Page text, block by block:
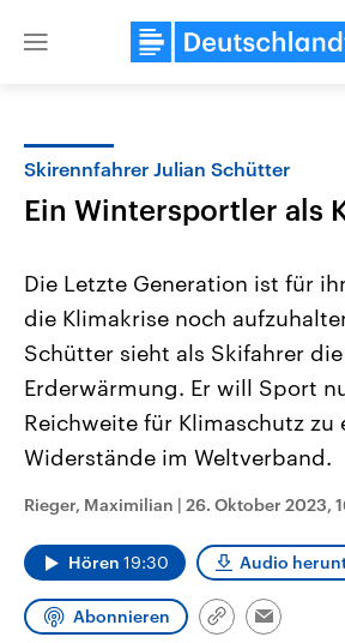
Close
Landtagswahl Sachsen-Anhalt
Alle Informationen
September 2026 einen neuen
Landtag. Seit 2021 wird das
CDU, SPD und FDP regiert.-
Umfragen, Prognosen,
und Hintergründe zu den Parteien
und Kandidaten der anstehenden
Sendungen Programm
Skirennfahrer Julian Schütter
Ein Wintersportler als
Die Letzte Generation ist für
die Klimakrise noch
Schütter sieht als Skifahrer
Erderwärmung. Er will Sport
Reichweite für Klimaschutz zu
Widerstände im Weltverband.
Rieger, Maximilian | 26. Oktober 2023,
Hören 19:30 Audio
Abonnieren
Link
Email